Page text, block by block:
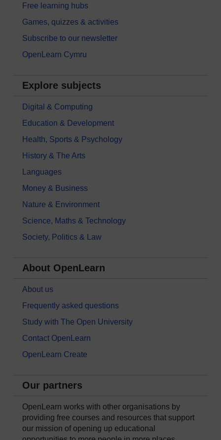
Free learning hubs
Games, quizzes & activities
Subscribe to our newsletter
OpenLearn Cymru
Explore subjects
Digital & Computing
Education & Development
Health, Sports & Psychology
History & The Arts
Languages
Money & Business
Nature & Environment
Science, Maths & Technology
Society, Politics & Law
About OpenLearn
About us
Frequently asked questions
Study with The Open University
Contact OpenLearn
OpenLearn Create
Our partners
OpenLearn works with other organisations by
providing free courses and resources that support
our mission of opening up educational